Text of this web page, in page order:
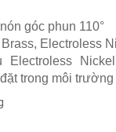
góc phun 110°
Electroless
trong môi trường